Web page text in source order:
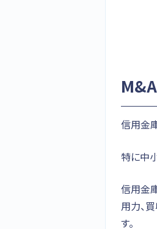
信用金
特に中
信用金
用力、
す。